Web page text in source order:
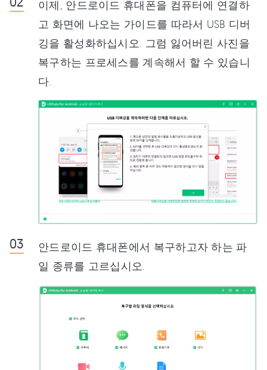
이제, 안드로이드 휴대폰을 컴퓨터에 연결하
고 화면에 나오는 가이드를 따라서 USB 디버
깅을 활성화하십시오. 그럼 잃어버린 사진을
복구하는 프로세스를 계속해서 할 수 있습니
다.
안드로이드 휴대폰에서 복구하고자 하는 파
일 종류를 고르십시오.